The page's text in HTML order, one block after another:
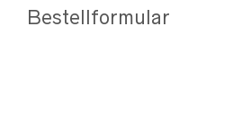
Bestellformular